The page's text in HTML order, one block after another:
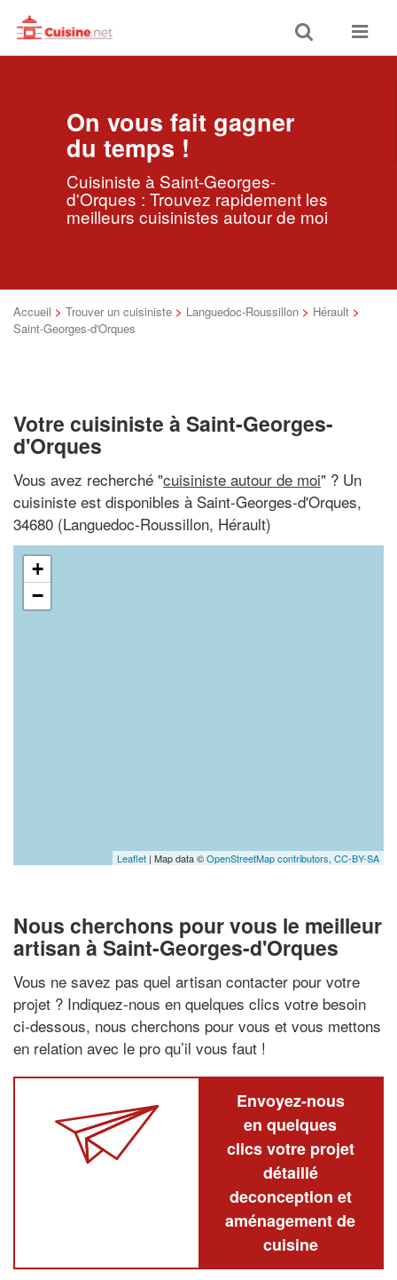
Toggle
search
Toggle
On vous fait gagner
du temps !
Cuisiniste à Saint-Georges-
d'Orques : Trouvez rapidement les
meilleurs cuisinistes autour de moi
Accueil > Trouver un cuisiniste > Languedoc-Roussillon > Hérault >
Saint-Georges-d'Orques
Votre cuisiniste à Saint-Georges-
d'Orques
Vous avez recherché "cuisiniste autour de moi" ? Un
cuisiniste est disponibles à Saint-Georges-d'Orques,
34680 (Languedoc-Roussillon, Hérault)
+
−
Leaflet | Map data ©OpenStreetMap contributors, CC-BY-SA
Nous cherchons pour vous le meilleur
artisan à Saint-Georges-d'Orques
Vous ne savez pas quel artisan contacter pour votre
projet ? Indiquez-nous en quelques clics votre besoin
ci-dessous, nous cherchons pour vous et vous mettons
en relation avec le pro qu’il vous faut !
Envoyez-nous
en quelques
clics votre projet
détaillé
deconception et
aménagement de
cuisine